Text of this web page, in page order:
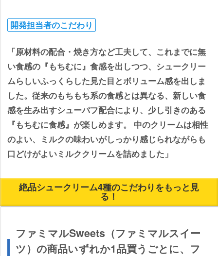
開発担当者のこだわり
「原材料の配合・焼き方など工夫して、これまでに無
い食感の『もちむに』食感を出しつつ、シュークリー
ムらしいふっくらした見た目とボリューム感を出しま
した。従来のもちもち系の食感とは異なる、新しい食
感を生み出すシューパフ配合により、少し引きのある
『もちむに食感』が楽しめます。 中のクリームは相性
のよい、ミルクの味わいがしっかり感じられながらも
口どけがよいミルククリームを詰めました」
絶品シュークリーム4種のこだわりをもっと見
る！
ファミマルSweets（ファミマルスイー
ツ）の商品いずれか1品買うごとに、フ